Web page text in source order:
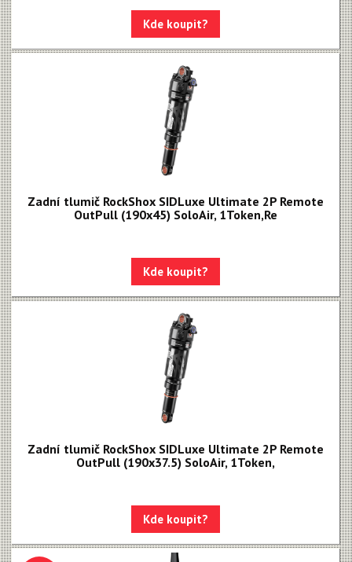
Blatníky
Kde koupit?
Zadní tlumič RockShox SIDLuxe Ultimate 2P Remote
OutPull (190x45) SoloAir, 1Token,Re
Kde koupit?
Zadní tlumič RockShox SIDLuxe Ultimate 2P Remote
OutPull (190x37.5) SoloAir, 1Token,
Kde koupit?